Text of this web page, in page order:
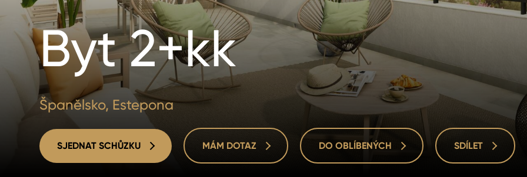
Byt 2+kk
Španělsko, Estepona
SJEDNAT SCHŮZKU MÁM DOTAZ DO OBLÍBENÝCH SDÍLET